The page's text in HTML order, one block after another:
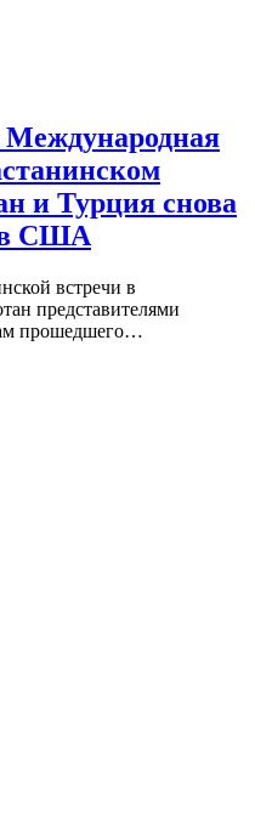
Международная
и Турция снова
США
встречи в
представителями
прошедшего…